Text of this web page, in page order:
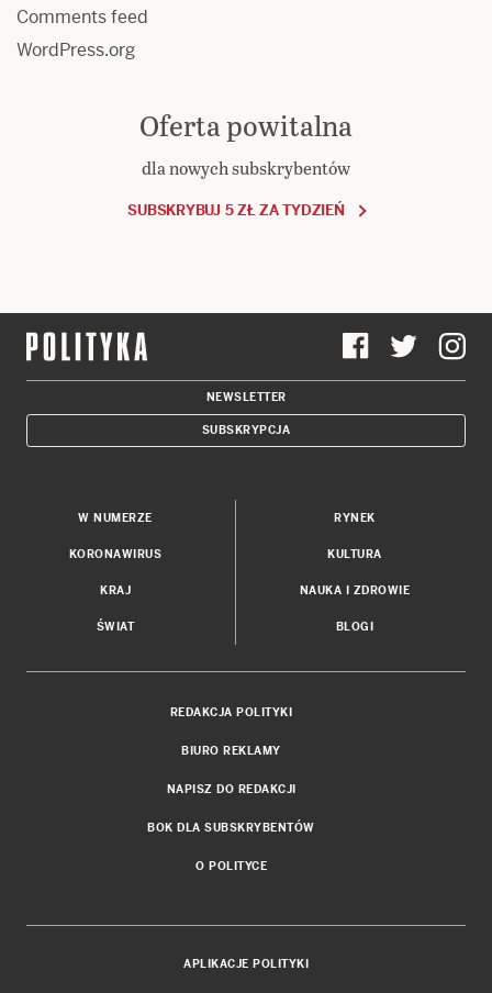
Comments feed
WordPress.org
Oferta powitalna
dla nowych subskrybentów
SUBSKRYBUJ 5 ZŁ ZA TYDZIEŃ
NEWSLETTER
SUBSKRYPCJA
W NUMERZE
KORONAWIRUS
KRAJ
ŚWIAT
RYNEK
KULTURA
NAUKA I ZDROWIE
BLOGI
REDAKCJA POLITYKI
BIURO REKLAMY
NAPISZ DO REDAKCJI
BOK DLA SUBSKRYBENTÓW
O POLITYCE
APLIKACJE POLITYKI